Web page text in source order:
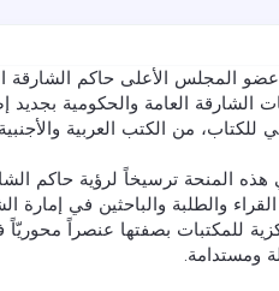
للكتاب، من الكتب العربية والأجنبية، الذي
هذه المنحة ترسيخاً لرؤية حاكم
والطلبة والباحثين في إمارة
للمكتبات بصفتها عنصراً
ومستدامة.